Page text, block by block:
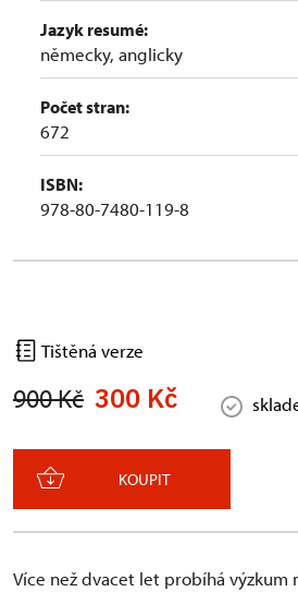
Jazyk resumé:
německy, anglicky
Počet stran:
672
ISBN:
978-80-7480-119-8
Tištěná verze
900 Kč 300 Kč
KOUPIT
Více než dvacet let probíhá výzkum